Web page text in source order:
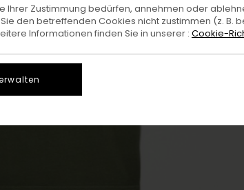
Ihrer Zustimmung bedürfen, annehmen oder
den betreffenden Cookies nicht zustimmen (z. B.
Informationen finden Sie in unserer : Cookie-